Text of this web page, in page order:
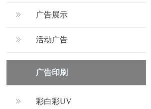
广告展示
活动广告
广告印刷
彩白彩UV